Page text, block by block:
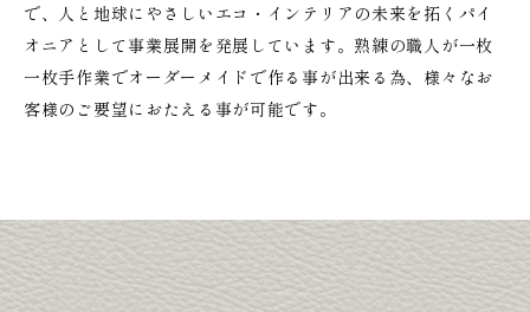
で、人と地球にやさしいエコ・インテリアの未来を拓くパイ
オニアとして事業展開を発展しています。熟練の職人が一枚
一枚手作業でオーダーメイドで作る事が出来る為、様々なお
客様のご要望におたえる事が可能です。